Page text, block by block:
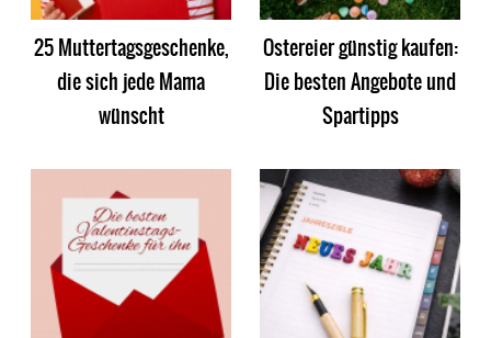
25 Muttertagsgeschenke,
die sich jede Mama
wünscht
Ostereier günstig kaufen:
Die besten Angebote und
Spartipps